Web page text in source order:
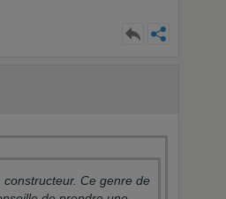
Ce genre de